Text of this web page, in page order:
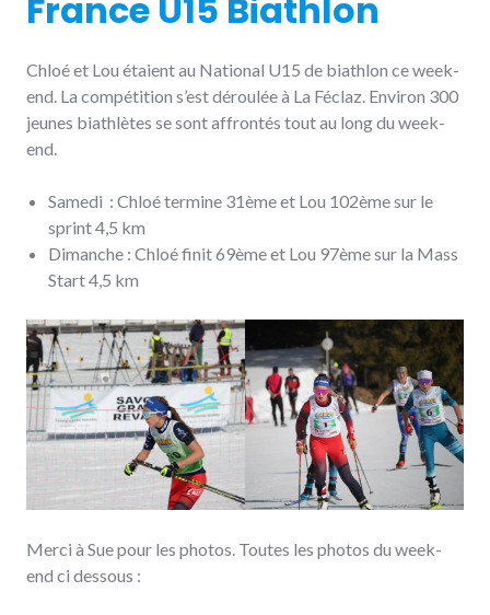
France U15 Biathlon
Chloé et Lou étaient au National U15 de biathlon ce week-
end. La compétition s’est déroulée à La Féclaz. Environ 300
jeunes biathlètes se sont affrontés tout au long du week-
end.
Samedi : Chloé termine 31ème et Lou 102ème sur le
sprint 4,5 km
Dimanche : Chloé finit 69ème et Lou 97ème sur la Mass
Start 4,5 km
Merci à Sue pour les photos. Toutes les photos du week-
end ci dessous :